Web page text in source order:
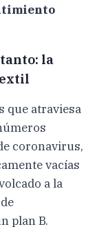
la
que atraviesa
coronavirus,
vacías
a la
plan B.